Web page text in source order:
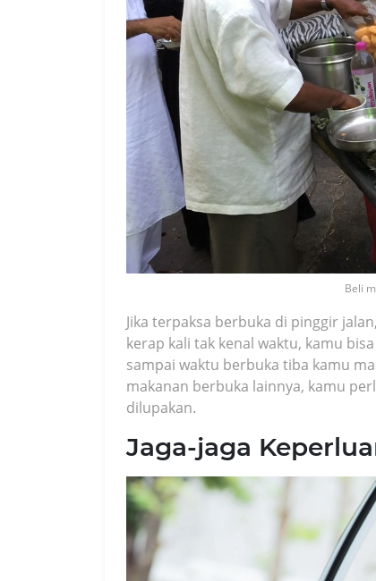
Beli
Jika terpaksa berbuka di pinggir
kerap kali tak kenal waktu, kamu
sampai waktu berbuka tiba kamu
makanan berbuka lainnya, kamu
dilupakan.
Jaga-jaga